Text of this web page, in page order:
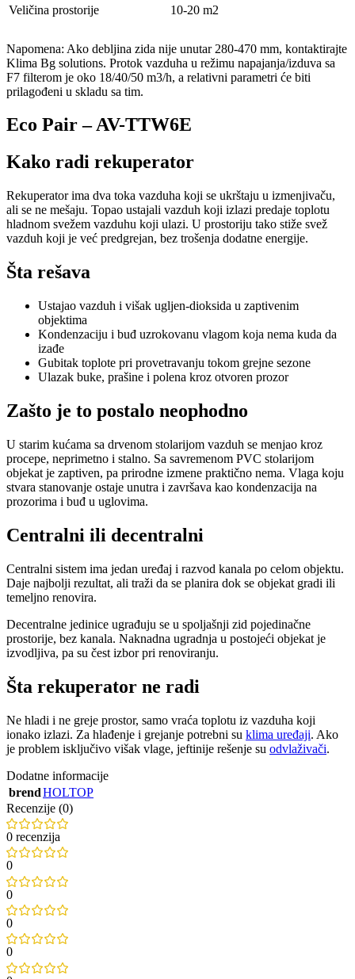
Veličina prostorije 10-20 m2
Napomena: Ako debljina zida nije unutar 280-470 mm, kontaktirajte
Klima Bg solutions. Protok vazduha u režimu napajanja/izduva sa
F7 filterom je oko 18/40/50 m3/h, a relativni parametri će biti
prilagođeni u skladu sa tim.
Eco Pair – AV-TTW6E
Kako radi rekuperator
Rekuperator ima dva toka vazduha koji se ukrštaju u izmenjivaču,
ali se ne mešaju. Topao ustajali vazduh koji izlazi predaje toplotu
hladnom svežem vazduhu koji ulazi. U prostoriju tako stiže svež
vazduh koji je već predgrejan, bez trošenja dodatne energije.
Šta rešava
Ustajao vazduh i višak ugljen-dioksida u zaptivenim
objektima
Kondenzaciju i buđ uzrokovanu vlagom koja nema kuda da
izađe
Gubitak toplote pri provetravanju tokom grejne sezone
Ulazak buke, prašine i polena kroz otvoren prozor
Zašto je to postalo neophodno
U starim kućama sa drvenom stolarijom vazduh se menjao kroz
procepe, neprimetno i stalno. Sa savremenom PVC stolarijom
objekat je zaptiven, pa prirodne izmene praktično nema. Vlaga koju
stvara stanovanje ostaje unutra i završava kao kondenzacija na
prozorima i buđ u uglovima.
Centralni ili decentralni
Centralni sistem ima jedan uređaj i razvod kanala po celom objektu.
Daje najbolji rezultat, ali traži da se planira dok se objekat gradi ili
temeljno renovira.
Decentralne jedinice ugrađuju se u spoljašnji zid pojedinačne
prostorije, bez kanala. Naknadna ugradnja u postojeći objekat je
izvodljiva, pa su čest izbor pri renoviranju.
Šta rekuperator ne radi
Ne hladi i ne greje prostor, samo vraća toplotu iz vazduha koji
ionako izlazi. Za hlađenje i grejanje potrebni su klima uređaji. Ako
je problem isključivo višak vlage, jeftinije rešenje su odvlaživači.
Dodatne informacije
brendHOLTOP
Recenzije (0)
0 recenzija
0
0
0
0